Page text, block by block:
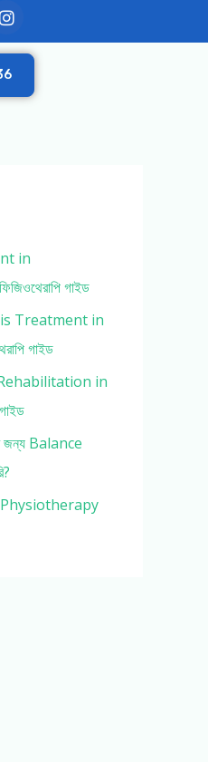
I
n
s
t
a
g
in
গাইড
Treatment in
গাইড
in
Balance
Physiotherapy